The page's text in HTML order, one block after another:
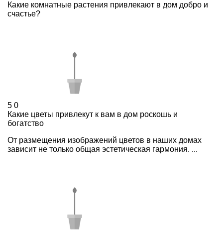
Какие комнатные растения привлекают в дом добро и
счастье?
5 0
Какие цветы привлекут к вам в дом роскошь и
богатство
От размещения изображений цветов в наших домах
зависит не только общая эстетическая гармония. ...